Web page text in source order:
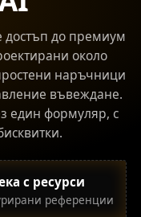
достъп до премиум
около
наръчници
въвеждане.
един формуляр, с
с ресурси
референции